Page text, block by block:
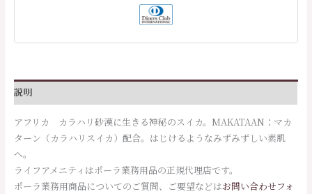
説明
アフリカ カラハリ砂漠に生きる神秘のスイカ。MAKATAAN：マカ
ターン（カラハリスイカ）配合。はじけるようなみずみずしい素肌
へ。
ライフアメニティはポーラ業務用品の正規代理店です。
ポーラ業務用商品についてのご質問、ご要望などはお問い合わせフォ